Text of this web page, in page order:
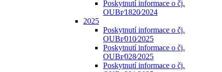
Poskytnutí informace o čj.
OUBr⁄1820⁄2024
2025
Poskytnutí informace o čj.
OUBr⁄010⁄2025
Poskytnutí informace o čj.
OUBr⁄028⁄2025
Poskytnutí informace o čj.